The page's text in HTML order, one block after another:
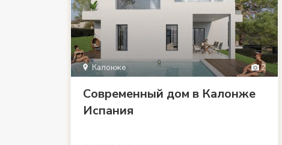
2
Калонже
Современный дом в Калонже
Испания